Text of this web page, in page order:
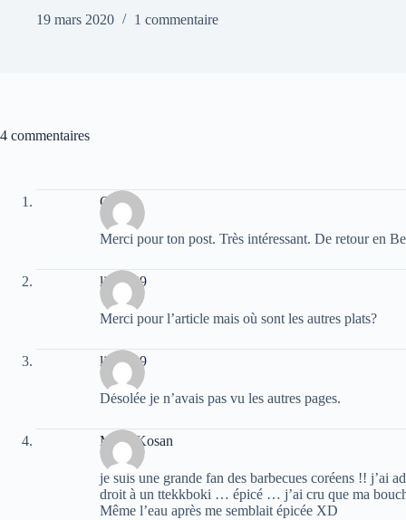
19 mars 2020
1 commentaire
4 commentaires
Greg
Merci pour ton post. Très intéressant. De retour en
lily1509
Merci pour l’article mais où sont les autres plats?
lily1509
Désolée je n’avais pas vu les autres pages.
Melle Kosan
je suis une grande fan des barbecues coréens !! j’ai
droit à un ttekkboki … épicé … j’ai cru que ma
Même l’eau après me semblait épicée XD